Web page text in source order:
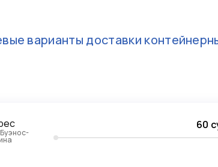
варианты доставки
60